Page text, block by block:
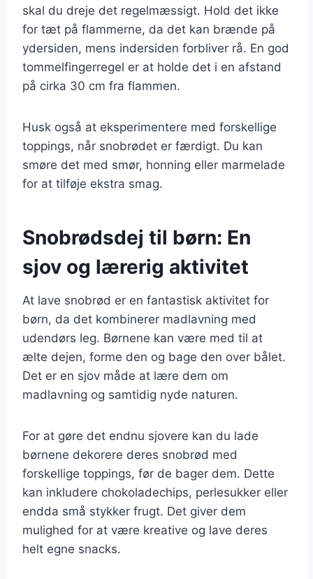
skal du dreje det regelmæssigt. Hold det ikke
for tæt på flammerne, da det kan brænde på
ydersiden, mens indersiden forbliver rå. En god
tommelfingerregel er at holde det i en afstand
på cirka 30 cm fra flammen.
Husk også at eksperimentere med forskellige
toppings, når snobrødet er færdigt. Du kan
smøre det med smør, honning eller marmelade
for at tilføje ekstra smag.
Snobrødsdej til børn: En
sjov og lærerig aktivitet
At lave snobrød er en fantastisk aktivitet for
børn, da det kombinerer madlavning med
udendørs leg. Børnene kan være med til at
ælte dejen, forme den og bage den over bålet.
Det er en sjov måde at lære dem om
madlavning og samtidig nyde naturen.
For at gøre det endnu sjovere kan du lade
børnene dekorere deres snobrød med
forskellige toppings, før de bager dem. Dette
kan inkludere chokoladechips, perlesukker eller
endda små stykker frugt. Det giver dem
mulighed for at være kreative og lave deres
helt egne snacks.